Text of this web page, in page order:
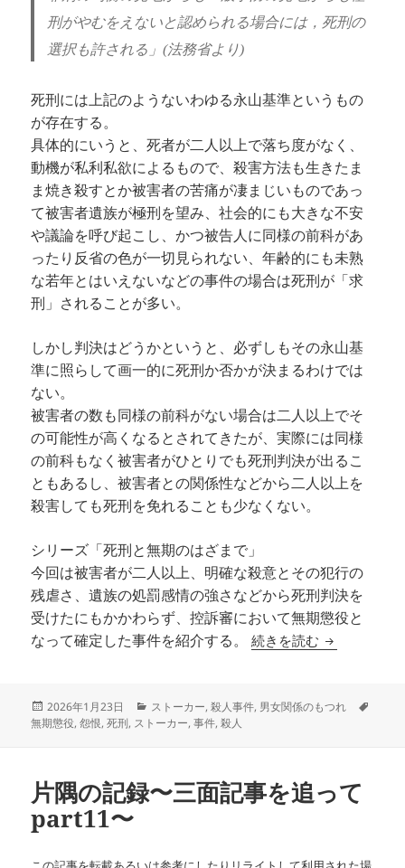
刑がやむをえないと認められる場合には，死刑の
選択も許される」(法務省より)
死刑には上記のようないわゆる永山基準というもの
が存在する。
具体的にいうと、死者が二人以上で落ち度がなく、
動機が私利私欲によるもので、殺害方法も生きたま
ま焼き殺すとか被害者の苦痛が凄まじいものであっ
て被害者遺族が極刑を望み、社会的にも大きな不安
や議論を呼び起こし、かつ被告人に同様の前科があ
ったり反省の色が一切見られない、年齢的にも未熟
な若年とはいえないなどの事件の場合は死刑が「求
刑」されることが多い。
しかし判決はどうかというと、必ずしもその永山基
準に照らして画一的に死刑か否かが決まるわけでは
ない。
被害者の数も同様の前科がない場合は二人以上でそ
の可能性が高くなるとされてきたが、実際には同様
の前科もなく被害者がひとりでも死刑判決が出るこ
ともあるし、被害者との関係性などから二人以上を
殺害しても死刑を免れることも少なくない。
シリーズ「死刑と無期のはざまで」
今回は被害者が二人以上、明確な殺意とその犯行の
残虐さ、遺族の処罰感情の強さなどから死刑判決を
受けたにもかかわらず、控訴審において無期懲役と
なって確定した事件を紹介する。
続きを読む 一月四日の
投
稿
2026年1月23日
カ
テ
ストーカー,殺人事件, 男女関係のもつれ
無期懲役,怨恨,死刑, ストーカー,事件,殺人
片隅の記録〜三面記事を追って
part11〜